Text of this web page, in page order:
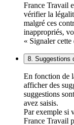
France Travail
vérifier la
malgré ces
inappropriés,
« Signaler
8. Suggestions
En fonction de
afficher des
suggestions
avez saisis.
Par exemple si
France Travail